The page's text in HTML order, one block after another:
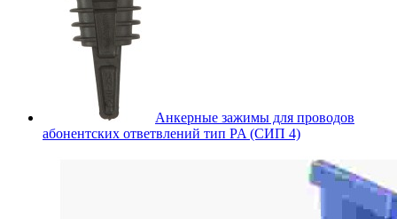
Анкерные зажимы для проводов
абонентских ответвлений тип PA (СИП 4)